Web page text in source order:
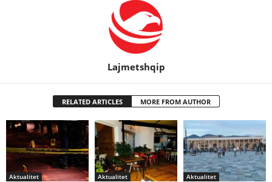
Lajmetshqip
RELATED ARTICLES MORE FROM AUTHOR
Aktualitet Aktualitet Aktualitet